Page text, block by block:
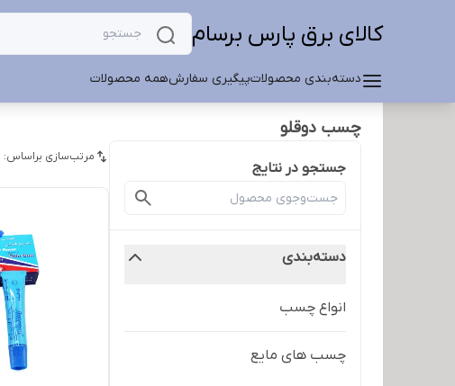
کالای برق پارس برسام
دسته‌بندی محصولاتپیگیری سفارشهمه محصولات
چسب دوقلو
جستجو در نتایج
دسته‌بندی
انواع چسب
چسب های مایع
مرتب‌سازی براساس: